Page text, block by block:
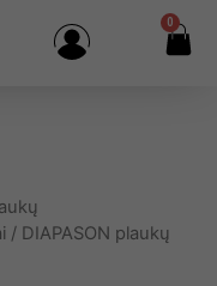
0
/ DIAPASON plaukų